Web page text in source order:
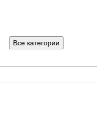
Все категории